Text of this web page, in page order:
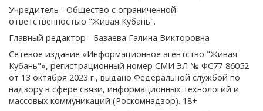
Учредитель - Общество с ограниченной
ответственностью "Живая Кубань".
Главный редактор - Базаева Галина Викторовна
Сетевое издание «Информационное агентство "Живая
Кубань"», регистрационный номер СМИ ЭЛ № ФС77-86052
от 13 октября 2023 г., выдано Федеральной службой по
надзору в сфере связи, информационных технологий и
массовых коммуникаций (Роскомнадзор). 18+